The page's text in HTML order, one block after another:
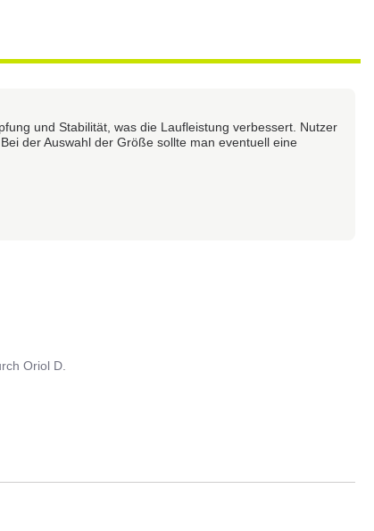
und Stabilität, was die Laufleistung verbessert. Nutzer
der Auswahl der Größe sollte man eventuell eine
Oriol D.